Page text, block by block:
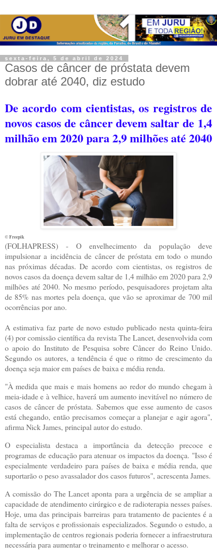
sexta-feira, 5 de abril de 2024
Casos de câncer de próstata devem
dobrar até 2040, diz estudo
De acordo com cientistas, os registros de
novos casos de câncer devem saltar de 1,4
milhão em 2020 para 2,9 milhões até 2040
© Freepik
(FOLHAPRESS) - O envelhecimento da população deve
impulsionar a incidência de câncer de próstata em todo o mundo
nas próximas décadas. De acordo com cientistas, os registros de
novos casos da doença devem saltar de 1,4 milhão em 2020 para 2,9
milhões até 2040. No mesmo período, pesquisadores projetam alta
de 85% nas mortes pela doença, que vão se aproximar de 700 mil
ocorrências por ano.
A estimativa faz parte de novo estudo publicado nesta quinta-feira
(4) por comissão científica da revista The Lancet, desenvolvida com
o apoio do Instituto de Pesquisa sobre Câncer do Reino Unido.
Segundo os autores, a tendência é que o ritmo de crescimento da
doença seja maior em países de baixa e média renda.
"À medida que mais e mais homens ao redor do mundo chegam à
meia-idade e à velhice, haverá um aumento inevitável no número de
casos de câncer de próstata. Sabemos que esse aumento de casos
está chegando, então precisamos começar a planejar e agir agora",
afirma Nick James, principal autor do estudo.
O especialista destaca a importância da detecção precoce e
programas de educação para atenuar os impactos da doença. "Isso é
especialmente verdadeiro para países de baixa e média renda, que
suportarão o peso avassalador dos casos futuros", acrescenta James.
A comissão do The Lancet aponta para a urgência de se ampliar a
capacidade de atendimento cirúrgico e de radioterapia nesses países.
Hoje, uma das principais barreiras para tratamento de pacientes é a
falta de serviços e profissionais especializados. Segundo o estudo, a
implementação de centros regionais poderia fornecer a infraestrutura
necessária para aumentar o treinamento e melhorar o acesso.